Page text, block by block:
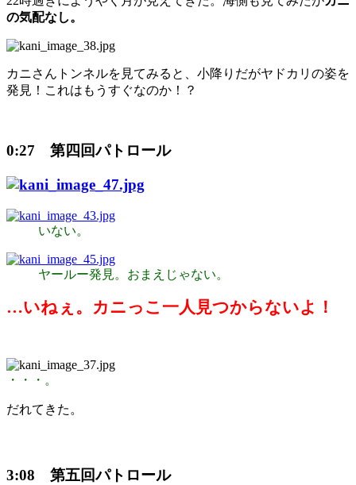
の気配なし。
カニさんトンネルを見てみると、小降りだがヤドカリの姿を
発見！これはもうすぐなのか！？
0:27 第四回パトロール
いない。
ヤールー発見。おまえじゃない。
…いねぇ。カニっこ一人見つからないよ！
・・・。
だれてきた。
3:08 第五回パトロール